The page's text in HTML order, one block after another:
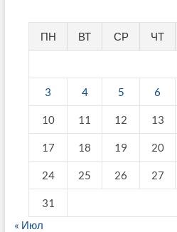
ПН ВТ СР ЧТ
3 4 5 6
10 11 12 13
17 18 19 20
24 25 26 27
31
« Июл